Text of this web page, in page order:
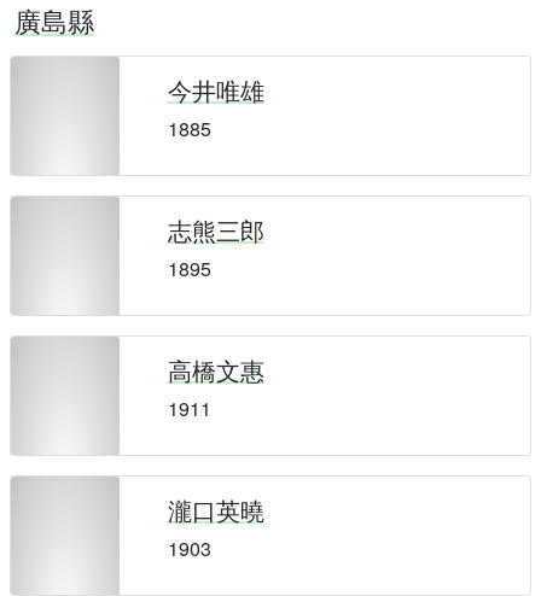
廣島縣
今井唯雄
1885
志熊三郎
1895
高橋文惠
1911
瀧口英曉
1903